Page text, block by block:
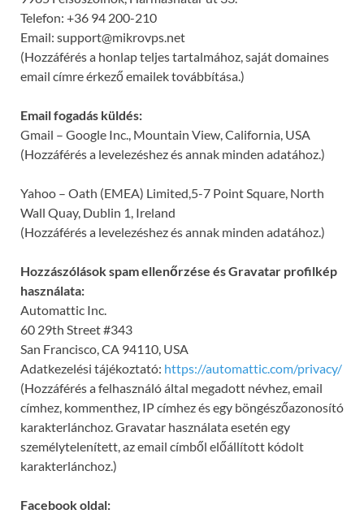
Telefon: +36 94 200-210
Email: support@mikrovps.net
(Hozzáférés a honlap teljes tartalmához, saját domaines
email címre érkező emailek továbbítása.)
Email fogadás küldés:
Gmail – Google Inc., Mountain View, California, USA
(Hozzáférés a levelezéshez és annak minden adatához.)
Yahoo – Oath (EMEA) Limited,5-7 Point Square, North
Wall Quay, Dublin 1, Ireland
(Hozzáférés a levelezéshez és annak minden adatához.)
Hozzászólások spam ellenőrzése és Gravatar profilkép
használata:
Automattic Inc.
60 29th Street #343
San Francisco, CA 94110, USA
Adatkezelési tájékoztató: https://automattic.com/privacy/
(Hozzáférés a felhasználó által megadott névhez, email
címhez, kommenthez, IP címhez és egy böngészőazonosító
karakterlánchoz. Gravatar használata esetén egy
személytelenített, az email címből előállított kódolt
karakterlánchoz.)
Facebook oldal: